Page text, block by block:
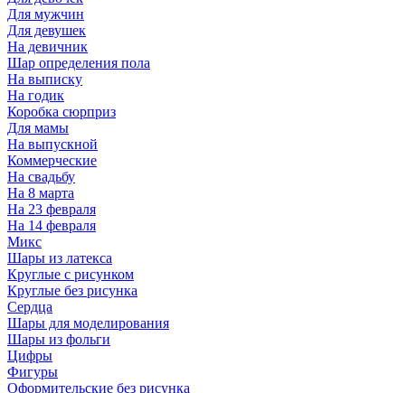
Для мужчин
Для девушек
На девичник
Шар определения пола
На выписку
На годик
Коробка сюрприз
Для мамы
На выпускной
Коммерческие
На свадьбу
На 8 марта
На 23 февраля
На 14 февраля
Микс
Шары из латекса
Круглые с рисунком
Круглые без рисунка
Сердца
Шары для моделирования
Шары из фольги
Цифры
Фигуры
Оформительские без рисунка